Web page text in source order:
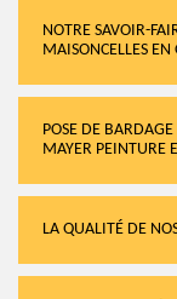
NOTRE SAVOIR-
MAISONCELLES
POSE DE
MAYER PEINTURE
LA QUALITÉ DE